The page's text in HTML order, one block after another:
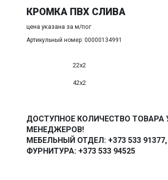
КРОМКА ПВХ СЛИВА
цена указана за м/пог
Артикульный номер: 00000134991
22х2
42х2
ДОСТУПНОЕ КОЛИЧЕСТВО ТОВАРА
МЕНЕДЖЕРОВ!
МЕБЕЛЬНЫЙ ОТДЕЛ: +373 533 91377,
ФУРНИТУРА: +373 533 94525